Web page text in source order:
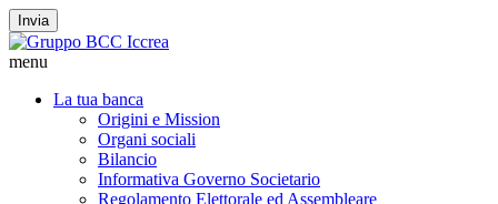
Invia
menu
La tua banca
Origini e Mission
Organi sociali
Bilancio
Informativa Governo Societario
Regolamento Elettorale ed Assembleare